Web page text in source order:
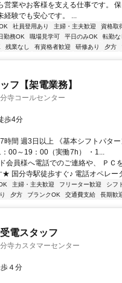
営業やお客様を支える仕事です。
経験でも安心です。 ...
社員登用あり 主婦・主夫歓迎
資格取
勤務OK 職場見学可 平日のみOK 転勤な
残業なし 有資格者歓迎 研修あり 夕方
フ【架電業務】
寺コールセンター
歩4分
時間 週3日以上 《基本シフトパタ
00～19：00（実働7h） ・1...
会員様へ電話でのご連絡や、 Ｐ
★ 国分寺駅徒歩すぐ♪ 電話オペレ
主婦・主夫歓迎 フリーター歓迎 シフ
夕方 ブランクOK 交通費支給 長期歓
電スタッフ
寺カスタマーセンター
４分